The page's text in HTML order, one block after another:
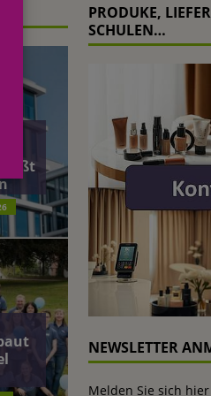
PRODUKE,
SCHULEN…
NEWSLETTER
Melden Sie sich